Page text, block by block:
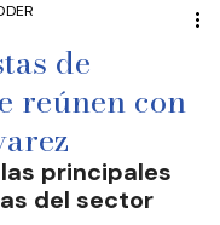
de
reúnen con
principales
del sector